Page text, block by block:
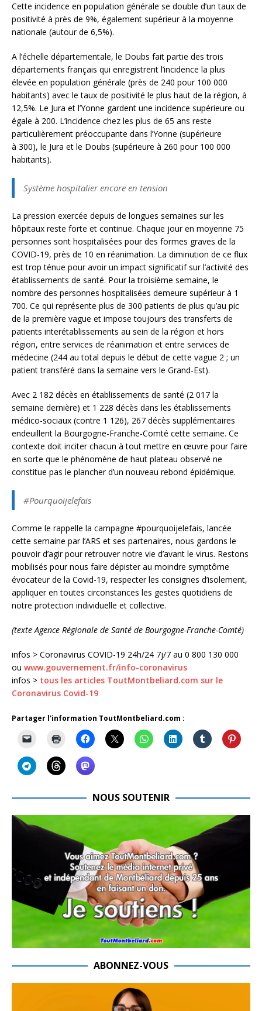
Cette incidence en population générale se double d’un taux de
positivité à près de 9%, également supérieur à la moyenne
nationale (autour de 6,5%).
A l’échelle départementale, le Doubs fait partie des trois
départements français qui enregistrent l’incidence la plus
élevée en population générale (près de 240 pour 100 000
habitants) avec le taux de positivité le plus haut de la région, à
12,5%. Le Jura et l’Yonne gardent une incidence supérieure ou
égale à 200. L’incidence chez les plus de 65 ans reste
particulièrement préoccupante dans l’Yonne (supérieure
à 300), le Jura et le Doubs (supérieure à 260 pour 100 000
habitants).
Système hospitalier encore en tension
La pression exercée depuis de longues semaines sur les
hôpitaux reste forte et continue. Chaque jour en moyenne 75
personnes sont hospitalisées pour des formes graves de la
COVID-19, près de 10 en réanimation. La diminution de ce flux
est trop ténue pour avoir un impact significatif sur l’activité des
établissements de santé. Pour la troisième semaine, le
nombre des personnes hospitalisées demeure supérieur à 1
700. Ce qui représente plus de 300 patients de plus qu’au pic
de la première vague et impose toujours des transferts de
patients interétablissements au sein de la région et hors
région, entre services de réanimation et entre services de
médecine (244 au total depuis le début de cette vague 2 ; un
patient transféré dans la semaine vers le Grand-Est).
Avec 2 182 décès en établissements de santé (2 017 la
semaine dernière) et 1 228 décès dans les établissements
médico-sociaux (contre 1 126), 267 décès supplémentaires
endeuillent la Bourgogne-Franche-Comté cette semaine. Ce
contexte doit inciter chacun à tout mettre en œuvre pour faire
en sorte que le phénomène de haut plateau observé ne
constitue pas le plancher d’un nouveau rebond épidémique.
#Pourquoijelefais
Comme le rappelle la campagne #pourquoijelefais, lancée
cette semaine par l’ARS et ses partenaires, nous gardons le
pouvoir d’agir pour retrouver notre vie d’avant le virus. Restons
mobilisés pour nous faire dépister au moindre symptôme
évocateur de la Covid-19, respecter les consignes d’isolement,
appliquer en toutes circonstances les gestes quotidiens de
notre protection individuelle et collective.
(texte Agence Régionale de Santé de Bourgogne-Franche-Comté)
infos > Coronavirus COVID-19 24h/24 7j/7 au 0 800 130 000
ou www.gouvernement.fr/info-coronavirus
infos > tous les articles ToutMontbeliard.com sur le
Coronavirus Covid-19
Partager l'information ToutMontbeliard.com :
NOUS SOUTENIR
ABONNEZ-VOUS